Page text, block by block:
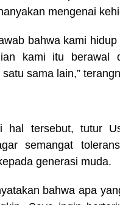
mengenai
bahwa kami
kami itu berawal
sama lain,”
hal tersebut, tutur
semangat
generasi muda.
bahwa apa